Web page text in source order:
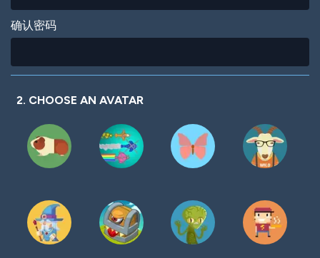
确认密码
2. CHOOSE AN AVATAR